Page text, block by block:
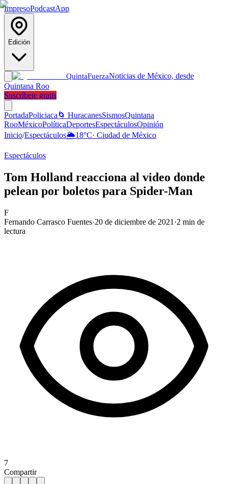
ImpresoPodcastApp
Edición
QuintaFuerzaNoticias de México, desde
Quintana Roo
Suscríbete gratis
PortadaPoliciaca 🌀 HuracanesSismosQuintana
RooMéxicoPolíticaDeportesEspectáculosOpinión
Inicio/Espectáculos🌦️18°C· Ciudad de México
Espectáculos
Tom Holland reacciona al video donde
pelean por boletos para Spider-Man
F
Fernando Carrasco Fuentes·20 de diciembre de 2021 ·2 min de
lectura
7
Compartir